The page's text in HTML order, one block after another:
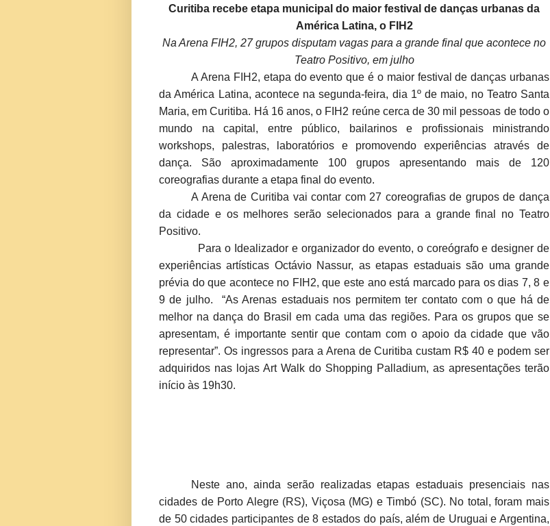
Curitiba recebe etapa municipal do maior festival de danças urbanas da
América Latina, o FIH2
Na Arena FIH2, 27 grupos disputam vagas para a grande final que acontece no
Teatro Positivo, em julho
A Arena FIH2, etapa do evento que é o maior festival de danças urbanas
da América Latina, acontece na segunda-feira, dia 1º de maio, no Teatro Santa
Maria, em Curitiba. Há 16 anos, o FIH2 reúne cerca de 30 mil pessoas de todo o
mundo na capital, entre público, bailarinos e profissionais ministrando
workshops, palestras, laboratórios e promovendo experiências através de
dança. São aproximadamente 100 grupos apresentando mais de 120
coreografias durante a etapa final do evento.
A Arena de Curitiba vai contar com 27 coreografias de grupos de dança
da cidade e os melhores serão selecionados para a grande final no Teatro
Positivo.
Para o Idealizador e organizador do evento, o coreógrafo e designer de
experiências artísticas Octávio Nassur, as etapas estaduais são uma grande
prévia do que acontece no FIH2, que este ano está marcado para os dias 7, 8 e
9 de julho. “As Arenas estaduais nos permitem ter contato com o que há de
melhor na dança do Brasil em cada uma das regiões. Para os grupos que se
apresentam, é importante sentir que contam com o apoio da cidade que vão
representar”. Os ingressos para a Arena de Curitiba custam R$ 40 e podem ser
adquiridos nas lojas Art Walk do Shopping Palladium, as apresentações terão
início às 19h30.
Neste ano, ainda serão realizadas etapas estaduais presenciais nas
cidades de Porto Alegre (RS), Viçosa (MG) e Timbó (SC). No total, foram mais
de 50 cidades participantes de 8 estados do país, além de Uruguai e Argentina,